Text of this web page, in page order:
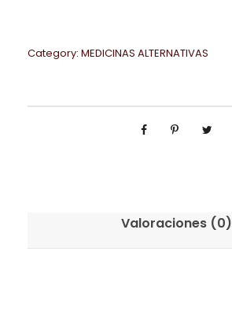
Category: MEDICINAS ALTERNATIVAS
Valoraciones (0)